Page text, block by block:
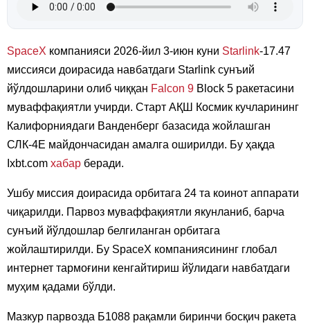
SpaceX компанияси 2026-йил 3-июн куни Starlink-17.47
миссияси доирасида навбатдаги Starlink сунъий
йўлдошларини олиб чиққан Falcon 9 Block 5 ракетасини
муваффақиятли учирди. Старт АҚШ Космик кучларининг
Калифорниядаги Ванденберг базасида жойлашган
СЛК-4E майдончасидан амалга оширилди. Бу ҳақда
Ixbt.com хабар беради.
Ушбу миссия доирасида орбитага 24 та коинот аппарати
чиқарилди. Парвоз муваффақиятли якунланиб, барча
сунъий йўлдошлар белгиланган орбитага
жойлаштирилди. Бу SpaceX компаниясининг глобал
интернет тармоғини кенгайтириш йўлидаги навбатдаги
муҳим қадами бўлди.
Мазкур парвозда Б1088 рақамли биринчи босқич ракета